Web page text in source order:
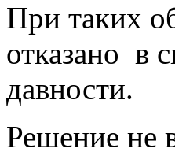
При таких
отказано в
давности.
Решение не